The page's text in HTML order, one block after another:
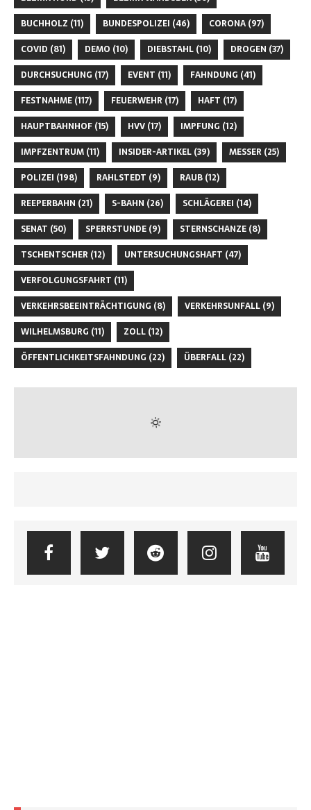
BUCHHOLZ (11) BUNDESPOLIZEI (46) CORONA (97)
COVID (81) DEMO (10) DIEBSTAHL (10) DROGEN (37)
DURCHSUCHUNG (17) EVENT (11) FAHNDUNG (41)
FESTNAHME (117) FEUERWEHR (17) HAFT (17)
HAUPTBAHNHOF (15) HVV (17) IMPFUNG (12)
IMPFZENTRUM (11) INSIDER-ARTIKEL (39) MESSER (25)
POLIZEI (198) RAHLSTEDT (9) RAUB (12)
REEPERBAHN (21) S-BAHN (26) SCHLÄGEREI (14)
SENAT (50) SPERRSTUNDE (9) STERNSCHANZE (8)
TSCHENTSCHER (12) UNTERSUCHUNGSHAFT (47)
VERFOLGUNGSFAHRT (11)
VERKEHRSBEEINTRÄCHTIGUNG (8) VERKEHRSUNFALL (9)
WILHELMSBURG (11) ZOLL (12)
ÖFFENTLICHKEITSFAHNDUNG (22) ÜBERFALL (22)